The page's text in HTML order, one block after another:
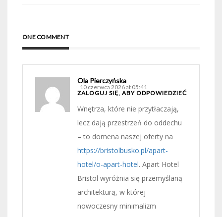
ONE COMMENT
Ola Pierczyńska
10 czerwca 2026 at 05:41
ZALOGUJ SIĘ, ABY ODPOWIEDZIEĆ
Wnętrza, które nie przytłaczają,
lecz dają przestrzeń do oddechu
– to domena naszej oferty na
https://bristolbusko.pl/apart-
hotel/o-apart-hotel. Apart Hotel
Bristol wyróżnia się przemyślaną
architekturą, w której
nowoczesny minimalizm